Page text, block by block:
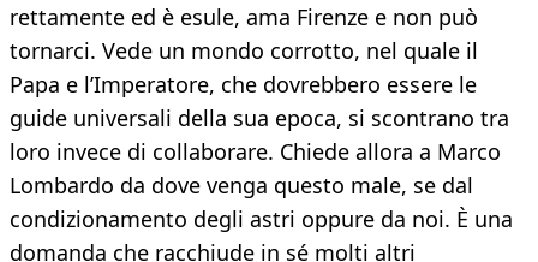
rettamente ed è esule, ama Firenze e non può
tornarci. Vede un mondo corrotto, nel quale il
Papa e l’Imperatore, che dovrebbero essere le
guide universali della sua epoca, si scontrano tra
loro invece di collaborare. Chiede allora a Marco
Lombardo da dove venga questo male, se dal
condizionamento degli astri oppure da noi. È una
domanda che racchiude in sé molti altri